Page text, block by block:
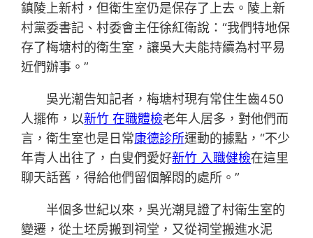
鎮陵上新村，但衛生室仍是保存了上去。陵上新
村黨委書記、村委會主任徐紅衛說：“我們特地保
存了梅塘村的衛生室，讓吳大夫能持續為村平易
近們辦事。”
吳光潮告知記者，梅塘村現有常住生齒450
人擺佈，以新竹 在職體檢老年人居多，對他們而
言，衛生室也是日常康德診所運動的據點，“不少
年青人出往了，白叟們愛好新竹 入職健檢在這里
聊天話舊，得給他們留個解悶的處所。”
半個多世紀以來，吳光潮見證了村衛生室的
變遷，從土坯房搬到祠堂，又從祠堂搬進水泥